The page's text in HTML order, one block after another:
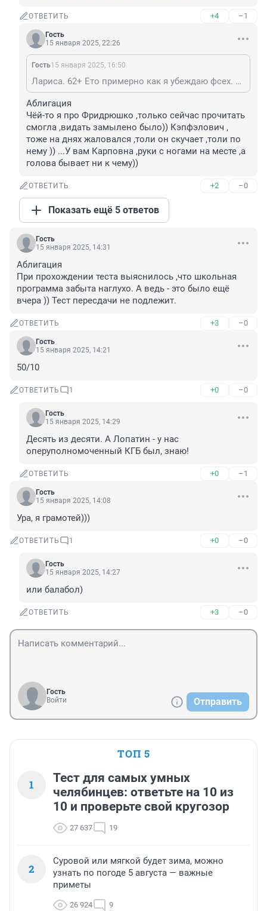
ОТВЕТИТЬ +4 –1
Гость
15 января 2025, 22:26
Гость15 января 2025, 16:50
Лариса. 62+ Ето примерно как я убеждаю фсех. што красивая и вумная!) и относительно молодая).. кстати. Фридрюшко в бальничке. ведёт неспешные беседы с сонитарами.. и домой не торопица(..а я иной раз без евонных придурковатостей скучаю)..
Аблигация
Чёй-то я про Фридрюшко ,только сейчас прочитать
смогла ,видать замылено было)) Кэпфэлович ,
тоже на днях жаловался ,толи он скучает ,толи по
нему )) ...У вам Карповна ,руки с ногами на месте ,а
голова бывает ни к чему))
ОТВЕТИТЬ +2 –0
Показать ещё 5 ответов
Гость
15 января 2025, 14:31
Аблигация
При прохождении теста выяснилось ,что школьная
программа забыта наглухо. А ведь - это было ещё
вчера )) Тест пересдачи не подлежит.
ОТВЕТИТЬ +3 –0
Гость
15 января 2025, 14:21
50/10
ОТВЕТИТЬ 1 +0 –0
Гость
15 января 2025, 14:29
Десять из десяти. А Лопатин - у нас
оперуполномоченный КГБ был, знаю!
ОТВЕТИТЬ +0 –1
Гость
15 января 2025, 14:08
Ура, я грамотей)))
ОТВЕТИТЬ 1 +0 –0
Гость
15 января 2025, 14:27
или балабол)
ОТВЕТИТЬ +3 –0
Гость
Войти
Отправить
ТОП 5
1
Тест для самых умных
челябинцев: ответьте на 10 из
10 и проверьте свой кругозор
27 637 19
2
Суровой или мягкой будет зима, можно
узнать по погоде 5 августа — важные
приметы
26 924 9